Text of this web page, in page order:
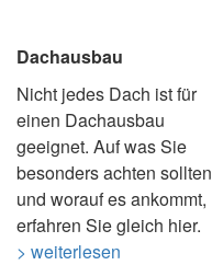
Dachausbau
Nicht jedes Dach ist für
einen Dachausbau
geeignet. Auf was Sie
besonders achten sollten
und worauf es ankommt,
erfahren Sie gleich hier.
> weiterlesen